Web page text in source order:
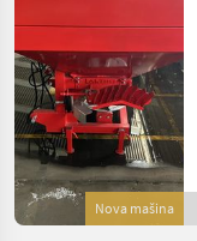
Nova mašina